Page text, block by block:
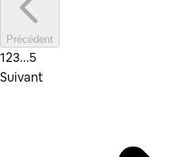
Précédent
123...5
Suivant